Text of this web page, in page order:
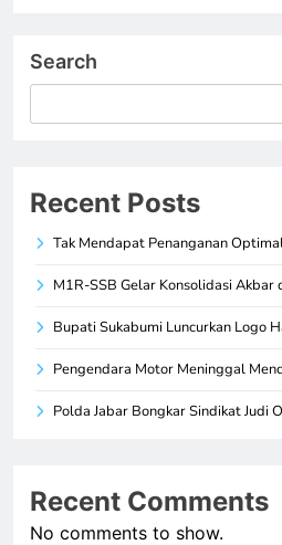
Search
Recent Posts
Tak Mendapat Penanganan
M1R-SSB Gelar Konsolidasi Akbar
Bupati Sukabumi Luncurkan Logo
Pengendara Motor Meninggal
Polda Jabar Bongkar Sindikat Judi
Recent Comments
No comments to show.